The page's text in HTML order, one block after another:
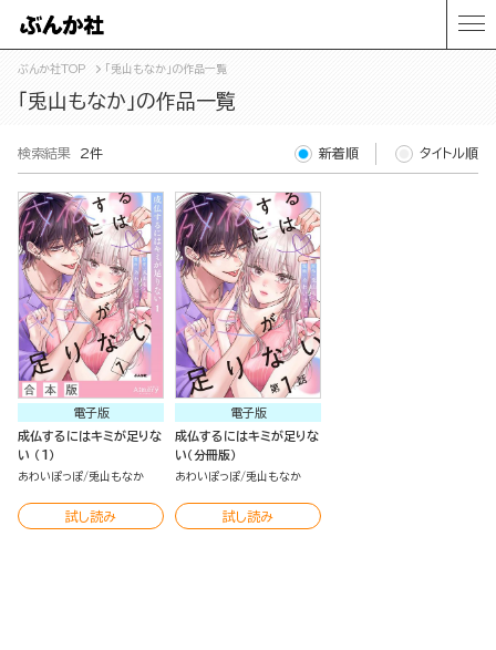
ぶんか社TOP 「兎山もなか」の作品一覧
「兎山もなか」の作品一覧
検索結果 2件 新着順 タイトル順
電子版
成仏するにはキミが足りな
い （1）
あわいぽっぽ 兎山もなか
試し読み
電子版
成仏するにはキミが足りな
い（分冊版）
あわいぽっぽ 兎山もなか
試し読み